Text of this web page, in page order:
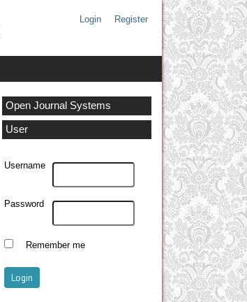
Login Register
Open Journal Systems
User
Username
Password
Remember me